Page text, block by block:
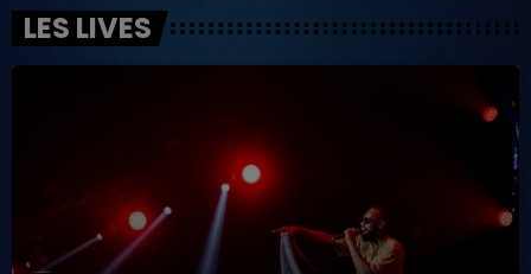
LES LIVES